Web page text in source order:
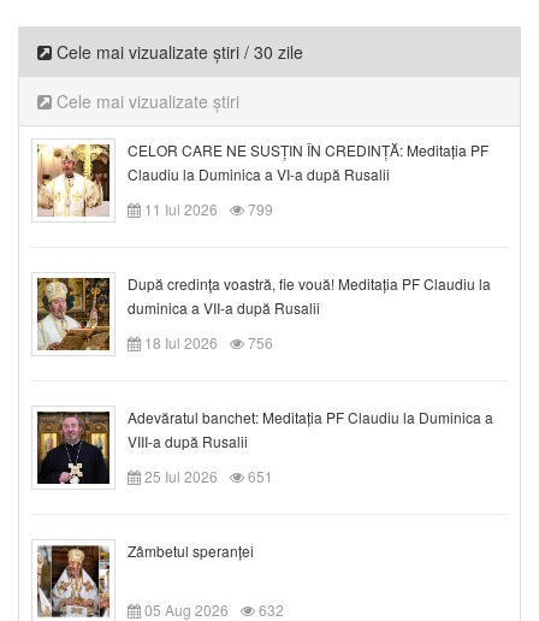
Cele mai vizualizate știri / 30 zile
Cele mai vizualizate știri
CELOR CARE NE SUSȚIN ÎN CREDINȚĂ: Meditația PF
Claudiu la Duminica a VI-a după Rusalii
11 Iul 2026
799
După credinţa voastră, fie vouă! Meditația PF Claudiu la
duminica a VII-a după Rusalii
18 Iul 2026
756
Adevăratul banchet: Meditația PF Claudiu la Duminica a
VIII-a după Rusalii
25 Iul 2026
651
Zâmbetul speranței
05 Aug 2026 632